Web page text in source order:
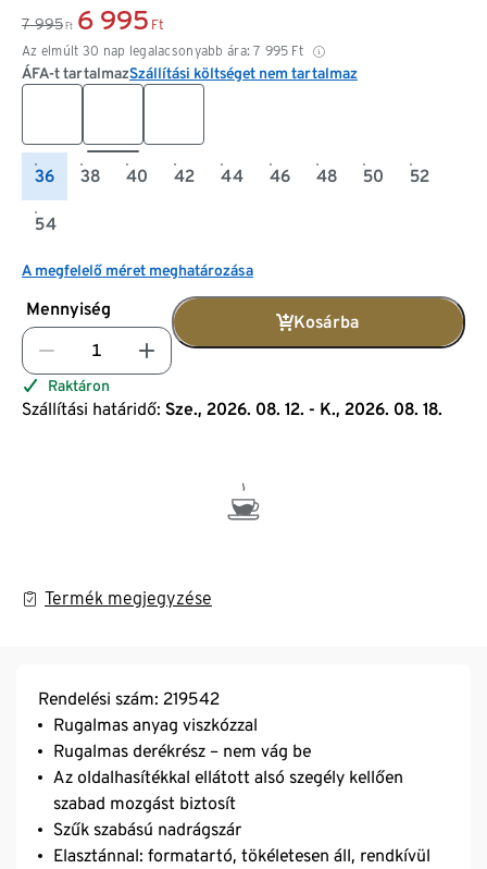
7 995 Ft 6 995 Ft
Az elmúlt 30 nap legalacsonyabb ára: 7 995 Ft
ÁFA-t tartalmazSzállítási költséget nem tartalmaz
36 38 40 42 44 46 48 50 52
54
A megfelelő méret meghatározása
Mennyiség
Kosárba
Raktáron
Szállítási határidő: Sze., 2026. 08. 12. - K., 2026. 08. 18.
Termék megjegyzése
Rendelési szám: 219542
Rugalmas anyag viszkózzal
Rugalmas derékrész – nem vág be
Az oldalhasítékkal ellátott alsó szegély kellően
szabad mozgást biztosít
Szűk szabású nadrágszár
Elasztánnal: formatartó, tökéletesen áll, rendkívül